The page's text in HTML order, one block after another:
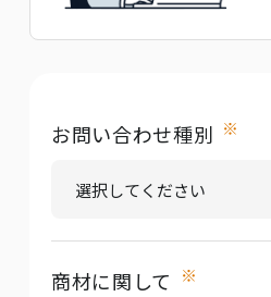
お問い合わせ種別 ※
商材に関して ※